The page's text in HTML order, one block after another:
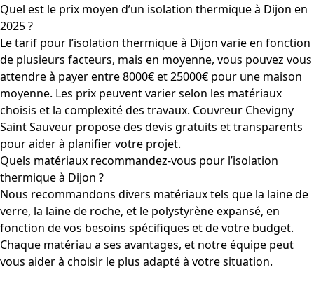
Quel est le prix moyen d’un isolation thermique à Dijon en
2025 ?
Le tarif pour l’isolation thermique à Dijon varie en fonction
de plusieurs facteurs, mais en moyenne, vous pouvez vous
attendre à payer entre 8000€ et 25000€ pour une maison
moyenne. Les prix peuvent varier selon les matériaux
choisis et la complexité des travaux. Couvreur Chevigny
Saint Sauveur propose des devis gratuits et transparents
pour aider à planifier votre projet.
Quels matériaux recommandez-vous pour l’isolation
thermique à Dijon ?
Nous recommandons divers matériaux tels que la laine de
verre, la laine de roche, et le polystyrène expansé, en
fonction de vos besoins spécifiques et de votre budget.
Chaque matériau a ses avantages, et notre équipe peut
vous aider à choisir le plus adapté à votre situation.